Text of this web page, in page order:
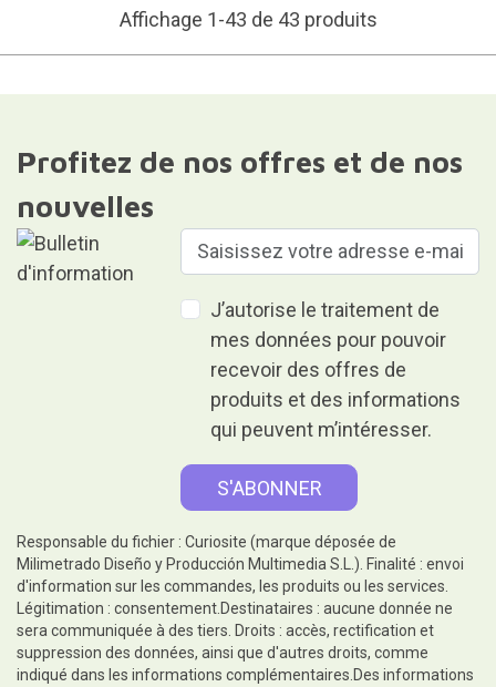
Affichage 1-43 de 43 produits
Profitez de nos offres et de nos
nouvelles
J’autorise le traitement de
mes données pour pouvoir
recevoir des offres de
produits et des informations
qui peuvent m’intéresser.
Responsable du fichier : Curiosite (marque déposée de
Milimetrado Diseño y Producción Multimedia S.L.). Finalité : envoi
d'information sur les commandes, les produits ou les services.
Légitimation : consentement.Destinataires : aucune donnée ne
sera communiquée à des tiers. Droits : accès, rectification et
suppression des données, ainsi que d'autres droits, comme
indiqué dans les informations complémentaires.Des informations